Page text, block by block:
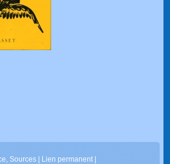
Sources | Lien permanent |